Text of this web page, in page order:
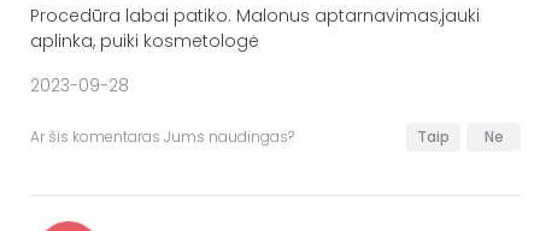
Procedūra labai patiko. Malonus aptarnavimas,jauki
aplinka, puiki kosmetologė
2023-09-28
Ar šis komentaras Jums naudingas? Taip Ne